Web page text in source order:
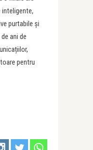
purtabile și
ani de
pentru